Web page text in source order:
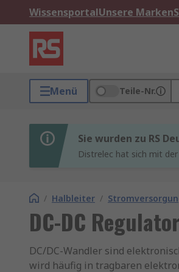
WissensportalUnsere Marken
Menü Teile-Nr.
Sie wurden zu RS
Distrelec hat sich mit
/ Halbleiter /
DC-DC
DC/DC-Wandler sind
wird häufig in tragbaren